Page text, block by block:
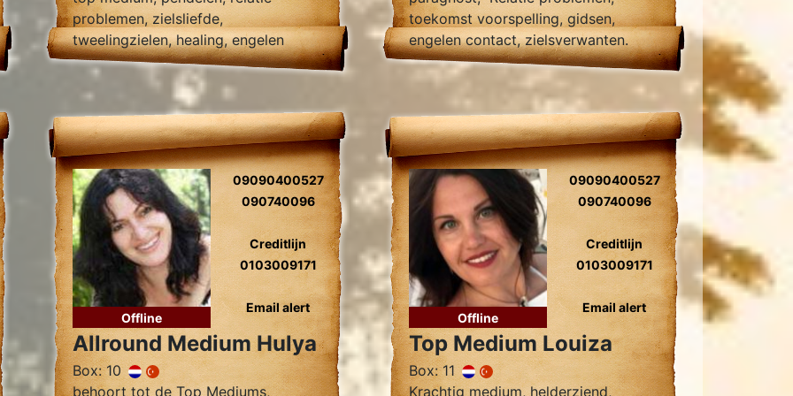
problemen, zielsliefde,
tweelingzielen, healing, engelen
contact.
toekomst voorspelling, gidsen,
engelen contact, zielsverwanten.
Offline
09090400527
090740096
Creditlijn
0103009171
Email alert
Allround Medium Hulya
Box: 10
behoort tot de Top Mediums,
Offline
09090400527
090740096
Creditlijn
0103009171
Email alert
Top Medium Louiza
Box: 11
Krachtig medium, helderziend,